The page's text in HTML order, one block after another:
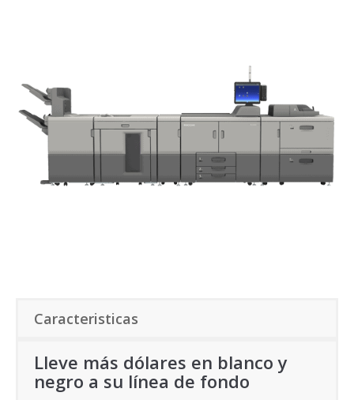
Caracteristicas
Lleve más dólares en blanco y
negro a su línea de fondo